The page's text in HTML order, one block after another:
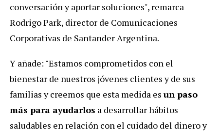
conversación y aportar soluciones", remarca
Rodrigo Park, director de Comunicaciones
Corporativas de Santander Argentina.
Y añade: "Estamos comprometidos con el
bienestar de nuestros jóvenes clientes y de sus
familias y creemos que esta medida es un paso
más para ayudarlos a desarrollar hábitos
saludables en relación con el cuidado del dinero y